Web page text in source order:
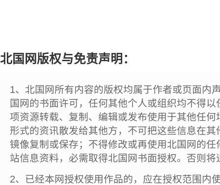
北国网版权与免责声明：
1、北国网所有内容的版权均属于作者或页面内
国网的书面许可，任何其他个人或组织均不得
项资源转载、复制、编辑或发布使用于其他任
形式的资讯散发给其他方，不可把这些信息在
镜像复制或保存；不得修改或再使用北国网的
站信息资料，必需取得北国网书面授权。否则将
2、已经本网授权使用作品的，应在授权范围内